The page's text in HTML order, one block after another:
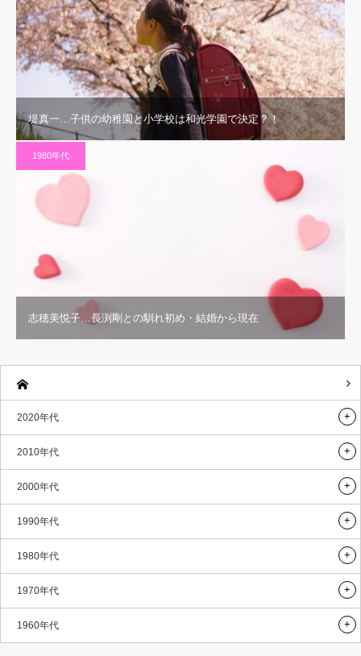
堤真一…子供の幼稚園と小学校は和光学園で決定？！
1980年代
志穂美悦子…長渕剛との馴れ初め・結婚から現在
2020年代
2010年代
2000年代
1990年代
1980年代
1970年代
1960年代